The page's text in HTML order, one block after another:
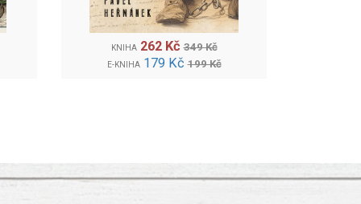
KNIHA 262 Kč 349 Kč
E-KNIHA 179 Kč 199 Kč